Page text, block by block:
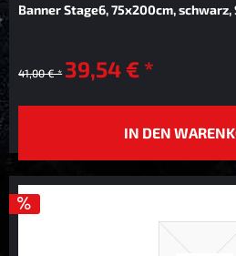
Banner Stage6, 75x200cm,
41,00 € * 39,54 € *
IN DEN